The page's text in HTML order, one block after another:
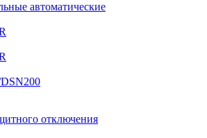
автоматические
отключения